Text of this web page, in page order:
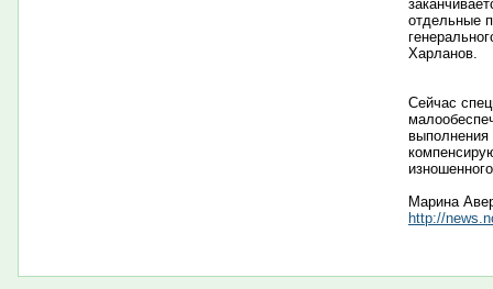
отдельные
Харланов.
Сейчас
выполнения
Марина
http://